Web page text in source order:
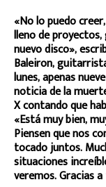
«No lo puedo
lleno de
nuevo disco»,
Baleiron,
lunes, apenas
noticia de la
X contando que
«Está muy bien,
Piensen que nos
tocado juntos.
situaciones
veremos. Gracias